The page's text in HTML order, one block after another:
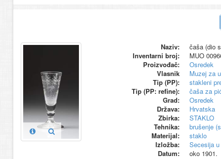
Naziv:
čaša (dio
Inventarni broj:
MUO
Proizvođač:
Osredek
Vlasnik
Muzej za
Tip (PP):
stakleni
Tip (PP: refine):
čaša za
Grad:
Osredek
Država:
Hrvatska
Zbirka:
STAKLO
Tehnika:
brušenje
Materijal:
staklo
Izložba:
Secesija
Datum:
oko 1901.